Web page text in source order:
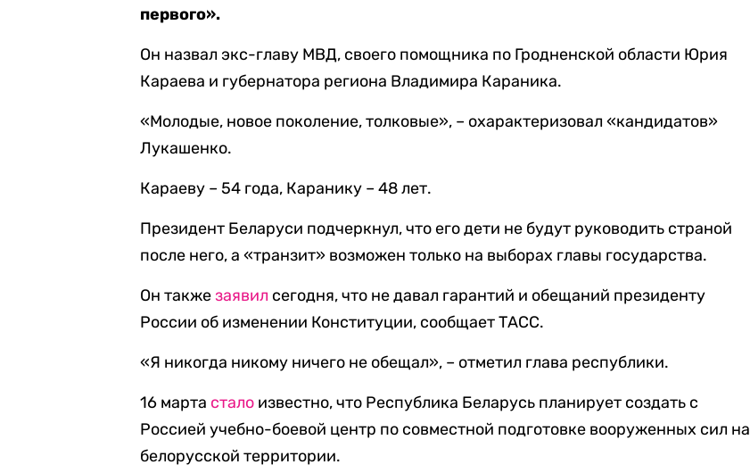
первого».
Он назвал экс-главу МВД, своего помощника по Гродненской области Юрия
Караева и губернатора региона Владимира Караника.
«Молодые, новое поколение, толковые», – охарактеризовал «кандидатов»
Лукашенко.
Караеву – 54 года, Каранику – 48 лет.
Президент Беларуси подчеркнул, что его дети не будут руководить страной
после него, а «транзит» возможен только на выборах главы государства.
Он такжезаявил сегодня, что не давал гарантий и обещаний президенту
России об изменении Конституции, сообщает ТАСС.
«Я никогда никому ничего не обещал», – отметил глава республики.
16 марта стало известно, что Республика Беларусь планирует создать с
Россией учебно-боевой центр по совместной подготовке вооруженных сил на
белорусской территории.